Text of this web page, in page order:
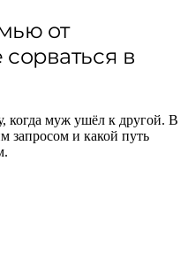
от
в
когда муж ушёл к другой. В
запросом и какой путь